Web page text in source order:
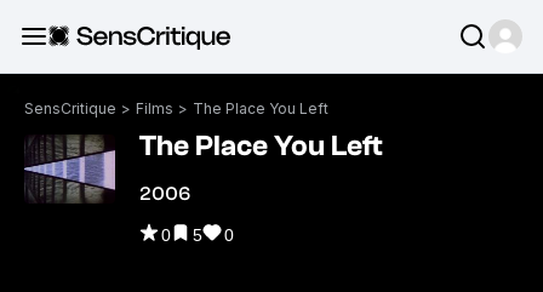
SensCritique > Films > The Place You Left
The Place You Left
2006
0 5 0